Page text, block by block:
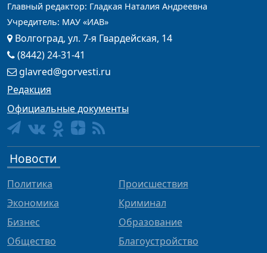
Главный редактор: Гладкая Наталия Андреевна
Учредитель: МАУ «ИАВ»
Волгоград, ул. 7-я Гвардейская, 14
(8442) 24-31-41
glavred@gorvesti.ru
Редакция
Официальные документы
Новости
Политика
Экономика
Бизнес
Общество
Происшествия
Криминал
Образование
Благоустройство